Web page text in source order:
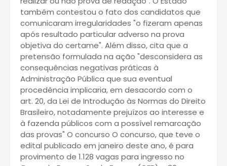
também contestou o fato dos candidatos que
comunicaram irregularidades "o fizeram apenas
após resultado particular adverso na prova
objetiva do certame". Além disso, cita que a
pretensão formulada na ação "desconsidera as
consequências negativas práticas à
Administração Pública que sua eventual
procedência implicaria, em desacordo com o
art. 20, da Lei de Introdução às Normas do Direito
Brasileiro, notadamente prejuízos ao interesse e
à fazenda públicos com a possível remarcação
das provas" O concurso O concurso, que teve o
edital publicado em janeiro deste ano, é para
provimento de 1.128 vagas para ingresso no